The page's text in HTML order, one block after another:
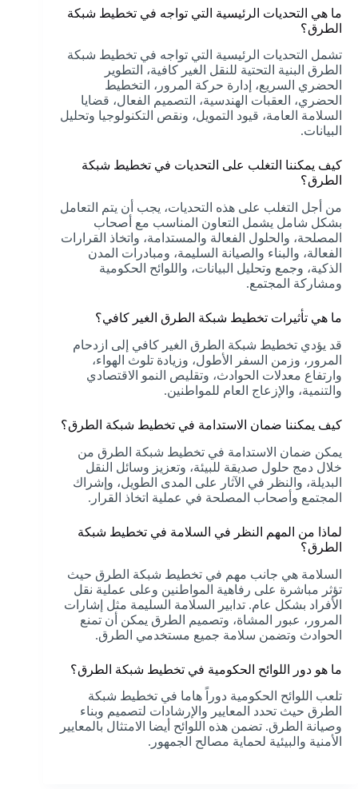
ما هي التحديات الرئيسية التي تواجه في تخطيط شبكة
الطرق؟
تشمل التحديات الرئيسية التي تواجه في تخطيط شبكة
الطرق البنية التحتية للنقل الغير كافية، التطوير
الحضري السريع، إدارة حركة المرور، التخطيط
الحضري، العقبات الهندسية، التصميم الفعال، قضايا
السلامة العامة، قيود التمويل، ونقص التكنولوجيا وتحليل
البيانات.
كيف يمكننا التغلب على التحديات في تخطيط شبكة
الطرق؟
من أجل التغلب على هذه التحديات، يجب أن يتم التعامل
بشكل شامل يشمل التعاون المناسب مع أصحاب
المصلحة، والحلول الفعالة والمستدامة، واتخاذ القرارات
الفعالة، والبناء والصيانة السليمة، ومبادرات المدن
الذكية، وجمع وتحليل البيانات، واللوائح الحكومية
ومشاركة المجتمع.
ما هي تأثيرات تخطيط شبكة الطرق الغير كافي؟
قد يؤدي تخطيط شبكة الطرق الغير كافي إلى ازدحام
المرور، وزمن السفر الأطول، وزيادة تلوث الهواء،
وارتفاع معدلات الحوادث، وتقليص النمو الاقتصادي
والتنمية، والإزعاج العام للمواطنين.
كيف يمكننا ضمان الاستدامة في تخطيط شبكة الطرق؟
يمكن ضمان الاستدامة في تخطيط شبكة الطرق من
خلال دمج حلول صديقة للبيئة، وتعزيز وسائل النقل
البديلة، والنظر في الآثار على المدى الطويل، وإشراك
المجتمع وأصحاب المصلحة في عملية اتخاذ القرار.
لماذا من المهم النظر في السلامة في تخطيط شبكة
الطرق؟
السلامة هي جانب مهم في تخطيط شبكة الطرق حيث
تؤثر مباشرة على رفاهية المواطنين وعلى عملية نقل
الأفراد بشكل عام. تدابير السلامة السليمة مثل إشارات
المرور، عبور المشاة، وتصميم الطرق يمكن أن تمنع
الحوادث وتضمن سلامة جميع مستخدمي الطرق.
ما هو دور اللوائح الحكومية في تخطيط شبكة الطرق؟
تلعب اللوائح الحكومية دوراً هاما في تخطيط شبكة
الطرق حيث تحدد المعايير والإرشادات لتصميم وبناء
وصيانة الطرق. تضمن هذه اللوائح أيضا الامتثال بالمعايير
الأمنية والبيئية لحماية مصالح الجمهور.